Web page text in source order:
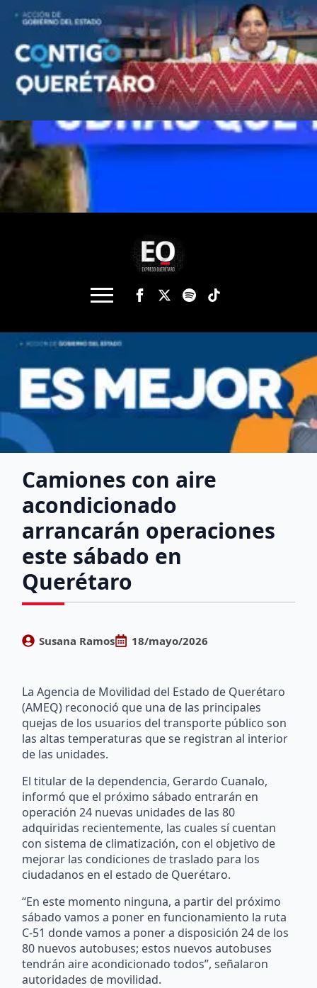
Camiones con aire
acondicionado
arrancarán operaciones
este sábado en
Querétaro
Susana Ramos 18/mayo/2026
La Agencia de Movilidad del Estado de Querétaro
(AMEQ) reconoció que una de las principales
quejas de los usuarios del transporte público son
las altas temperaturas que se registran al interior
de las unidades.
El titular de la dependencia, Gerardo Cuanalo,
informó que el próximo sábado entrarán en
operación 24 nuevas unidades de las 80
adquiridas recientemente, las cuales sí cuentan
con sistema de climatización, con el objetivo de
mejorar las condiciones de traslado para los
ciudadanos en el estado de Querétaro.
“En este momento ninguna, a partir del próximo
sábado vamos a poner en funcionamiento la ruta
C-51 donde vamos a poner a disposición 24 de los
80 nuevos autobuses; estos nuevos autobuses
tendrán aire acondicionado todos”, señalaron
autoridades de movilidad.